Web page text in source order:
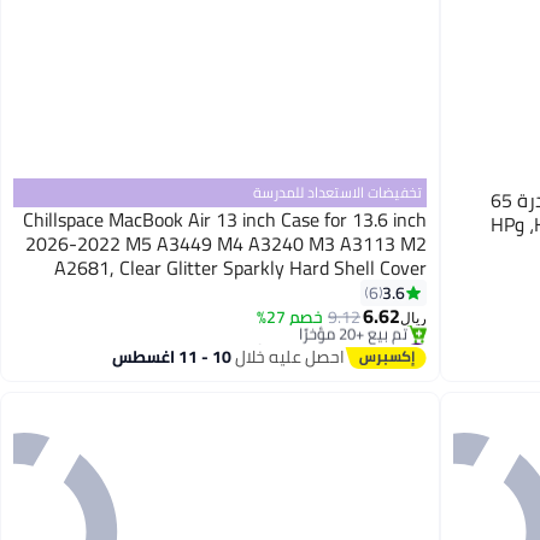
سالاب شاحن كمبيوتر محمول HP بديل بقدرة 65
وات، ومحول تيار متردد لأجهزة HP Pavilion، وHP
تخفيضات الاستعداد للمدرسة
Chillspace MacBook Air 13 inch Case for 13.6 inch
2026-2022 M5 A3449 M4 A3240 M3 A3113 M2
A2681, Clear Glitter Sparkly Hard Shell Cover
with Keyboard Cover & Screen Protector,
Transparent No Cut Out
3.6
6
ريال6.62
9.12خصم 27%
#4 في ملصقات حماية أجهزة اللابتوب
بتخلّص بسرعة
تم بيع +20 مؤخرًا
احصل عليه خلال10 - 11 اغسطس